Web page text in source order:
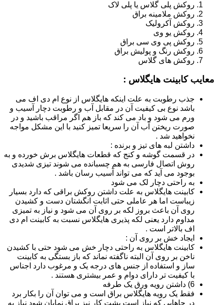
روکش پلی گلاس یا پلی لاک
روکش ملامینه براق
روکش آکرولیک
روکش یو وی
روکش پی وی سی براق
روکش رنگ و پولیش براق
روکش های گلاس
معایب کابینت هایگلاس :
جذب رطوبت به علت اینکه هایگلاس از نوع ام دی اف می
باشد نوع بی کیفیت آن در مقابل آب و رطوبت دچار آسیب و
ورم می شود و باد می کند که باز هم اگر مراقب باشید و در
صورت ریختن آب آن را سریعا تمیز کنید با این مشکل مواجه
نخواهید شد .
داشتن لبه های تیز و برنده :
در قسمت گوشه و کنج که قطعات هایگلاس برش خورده و به
روش اتصال فارسی به هم چسبانده می شوند تیزی شدیدی
بوجود می آید که می تواند آسیب رسان باشد .
به راحتی دچار لک می شود
کابینت هایگلاس به علت داشتن روکش براقی که دارد بسیار
زیباست اما هر عاملی حتی اثابت انگشتان دست و کشیدن
روی آن باعث بروز لکه بر روی آن می شود و نیاز به تمیزی
مداوم دارد یعنی لکه پذیری هایگلاس نسبت به کابینت ام دی
اف بالاتر است .
ایجاد خش بر روی آن :
کابینت هایگلاس به راحتی دچار خش می شود حتی با کشیدن
ناخن بر روی آن البته ناگفته نماند که باز بستگی به کابینت
ساز و استفاده از جنس های درجه یک و مرغوب دارد اجناس
با کیفیت تر دارای دوام و عمر بیشتری هستند .
6) داشتن رویه ورق یک طرفه
فقط یک رویه هایگلاس براق است و می توان آن را بکار برد
در جاهایی که نیاز است پشت کار نیز براق نمایان شود نیاز به